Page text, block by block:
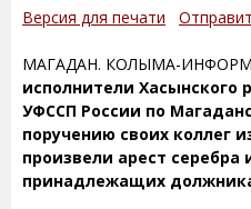
Версия для печати
МАГАДАН. КОЛЫМА-
исполнители Хасынского
УФССП России по
поручению своих коллег
произвели арест серебра
принадлежащих